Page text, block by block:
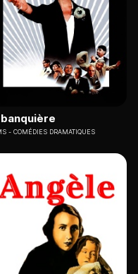
banquière
COMÉDIES DRAMATIQUES